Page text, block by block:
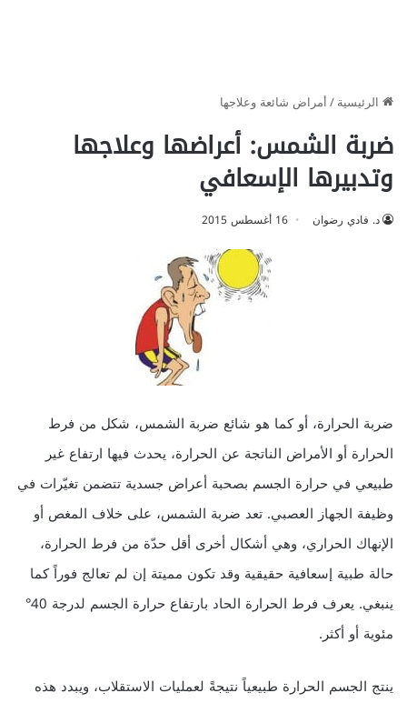
الرئيسية/أمراض شائعة وعلاجها
ضربة الشمس: أعراضها وعلاجها
وتدبيرها الإسعافي
د. فادي رضوان 16 أغسطس 2015
ضربة الحرارة، أو كما هو شائع ضربة الشمس، شكل من فرط
الحرارة أو الأمراض الناتجة عن الحرارة، يحدث فيها ارتفاع غير
طبيعي في حرارة الجسم بصحبة أعراض جسدية تتضمن تغيّرات في
وظيفة الجهاز العصبي. تعد ضربة الشمس، على خلاف المغص أو
الإنهاك الحراري، وهي أشكال أخرى أقل حدّة من فرط الحرارة،
حالة طبية إسعافية حقيقية وقد تكون مميتة إن لم تعالج فوراً كما
ينبغي. يعرف فرط الحرارة الحاد بارتفاع حرارة الجسم لدرجة 40°
مئوية أو أكثر.
ينتج الجسم الحرارة طبيعياً نتيجةً لعمليات الاستقلاب، ويبدد هذه